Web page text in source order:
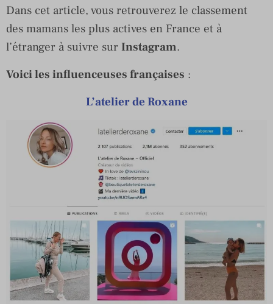
Dans cet article, vous retrouverez le classement
des mamans les plus actives en France et à
l’étranger à suivre sur Instagram.
Voici les influenceuses françaises :
L’atelier de Roxane